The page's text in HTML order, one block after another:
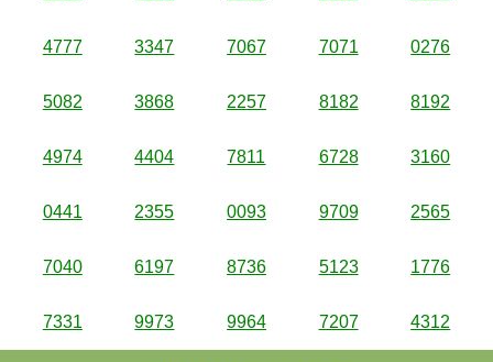
4777 3347 7067 7071 0276
5082 3868 2257 8182 8192
4974 4404 7811 6728 3160
0441 2355 0093 9709 2565
7040 6197 8736 5123 1776
7331 9973 9964 7207 4312